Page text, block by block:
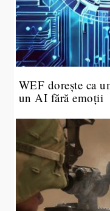
WEF dorește ca
un AI fără emoții